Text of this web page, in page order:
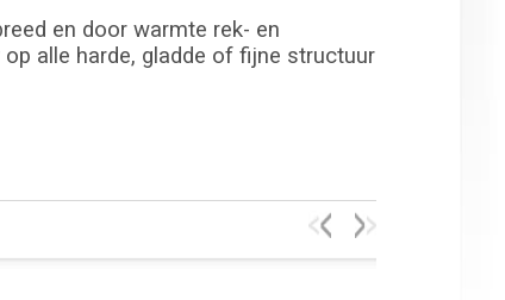
en door warmte rek- en
alle harde, gladde of fijne structuur